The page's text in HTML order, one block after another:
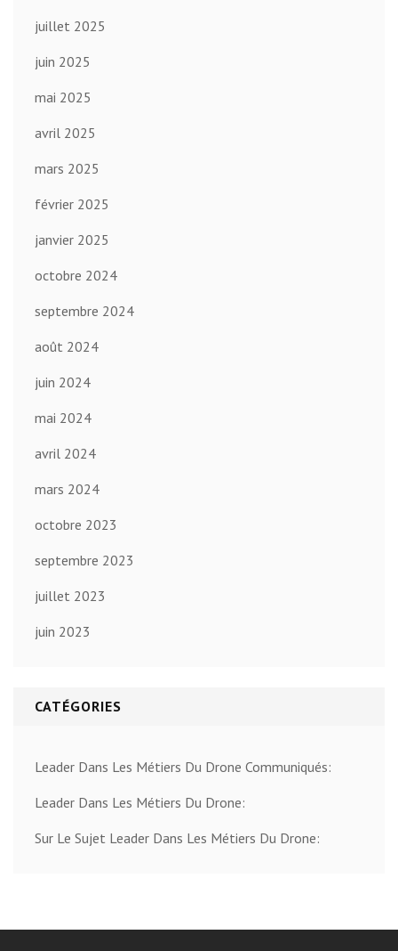
juillet 2025
juin 2025
mai 2025
avril 2025
mars 2025
février 2025
janvier 2025
octobre 2024
septembre 2024
août 2024
juin 2024
mai 2024
avril 2024
mars 2024
octobre 2023
septembre 2023
juillet 2023
juin 2023
CATÉGORIES
Leader Dans Les Métiers Du Drone Communiqués:
Leader Dans Les Métiers Du Drone:
Sur Le Sujet Leader Dans Les Métiers Du Drone: